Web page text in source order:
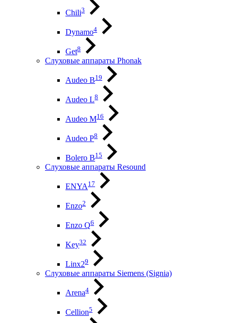
Chili3
Dynamo4
Get8
Слуховые аппараты Phonak
Audeo B19
Audeo L8
Audeo М16
Audeo P8
Bolero B15
Слуховые аппараты Resound
ENYA17
Enzo2
Enzo Q6
Key32
Linx29
Слуховые аппараты Siemens (Signia)
Arena4
Cellion5